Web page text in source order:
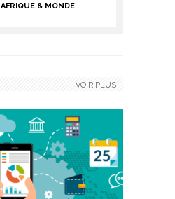
AFRIQUE & MONDE
VOIR PLUS